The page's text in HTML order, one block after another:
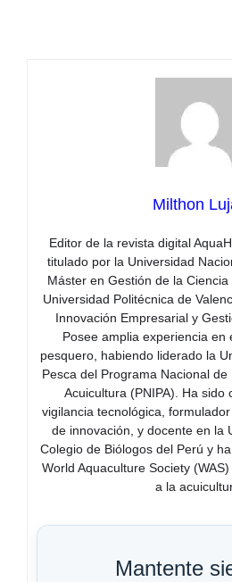
Milthon
Editor de la revista digital
titulado por la Universidad
Máster en Gestión de la
Universidad Politécnica de
Innovación Empresarial y
Posee amplia experiencia en
pesquero, habiendo liderado la
Pesca del Programa Nacional
Acuicultura (PNIPA). Ha sido
vigilancia tecnológica,
de innovación, y docente en la
Colegio de Biólogos del Perú y
World Aquaculture Society
a la
Mantente